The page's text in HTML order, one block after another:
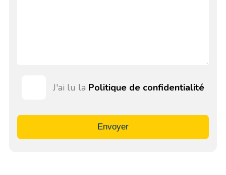
J'ai lu la Politique de confidentialité
Envoyer